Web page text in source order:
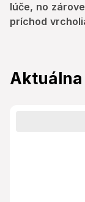
lúče, no
príchod